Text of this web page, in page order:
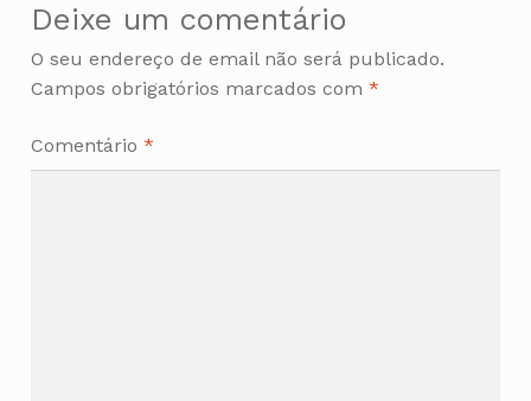
Deixe um comentário
O seu endereço de email não será publicado.
Campos obrigatórios marcados com *
Comentário *